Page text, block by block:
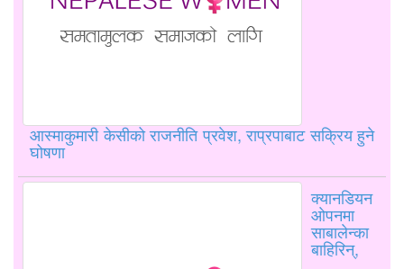
आस्माकुमारी केसीको राजनीति प्रवेश, राप्रपाबाट सक्रिय हुने
घोषणा
क्यानडियन
ओपनमा
साबालेन्का
बाहिरिन्,